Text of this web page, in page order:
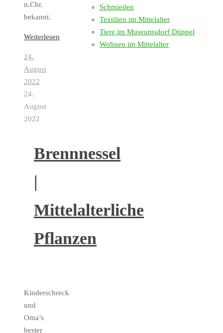
n.Chr.
bekannt.
Weiterlesen
24.
August
2022
24.
August
2022
Brennnessel
|
Mittelalterliche
Pflanzen
Kinderschreck
und
Oma’s
bester
Schmieden
Textilien im Mittelalter
Tiere im Museumsdorf Düppel
Wohnen im Mittelalter